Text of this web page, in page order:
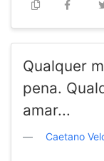
Qualquer
pena.
amar...
Caetano